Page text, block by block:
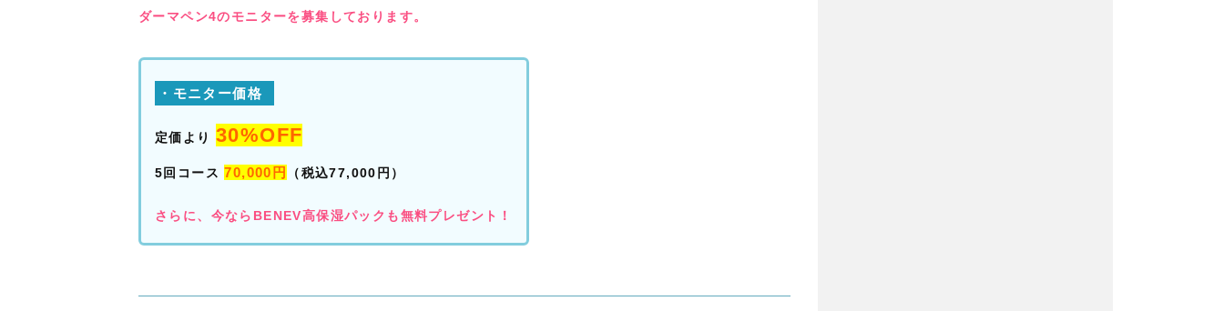
ダーマペン4のモニターを募集しております。
・モニター価格
定価より 30%OFF
5回コース70,000円 （税込77,000円）
さらに、今ならBENEV高保湿パックも無料プレゼント！